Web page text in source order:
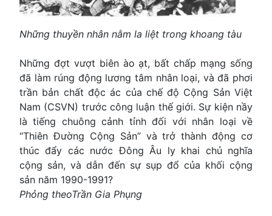
Những thuyền nhân nằm la liệt trong khoang tàu
Những đợt vượt biên ào ạt, bất chấp mạng sống
đã làm rúng động lương tâm nhân loại, và đã phơi
trần bản chất độc ác của chế độ Cộng Sản Việt
Nam (CSVN) trước công luận thế giới. Sự kiện nầy
là tiếng chuông cảnh tỉnh đối với nhân loại về
“Thiên Đường Cộng Sản” và trở thành động cơ
thúc đẩy các nước Ðông Âu ly khai chủ nghĩa
cộng sản, và dẫn đến sự sụp đổ của khối cộng
sản năm 1990-1991?
Phỏng theoTrần Gia Phụng